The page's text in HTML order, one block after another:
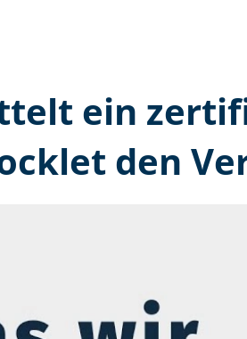
ein
den